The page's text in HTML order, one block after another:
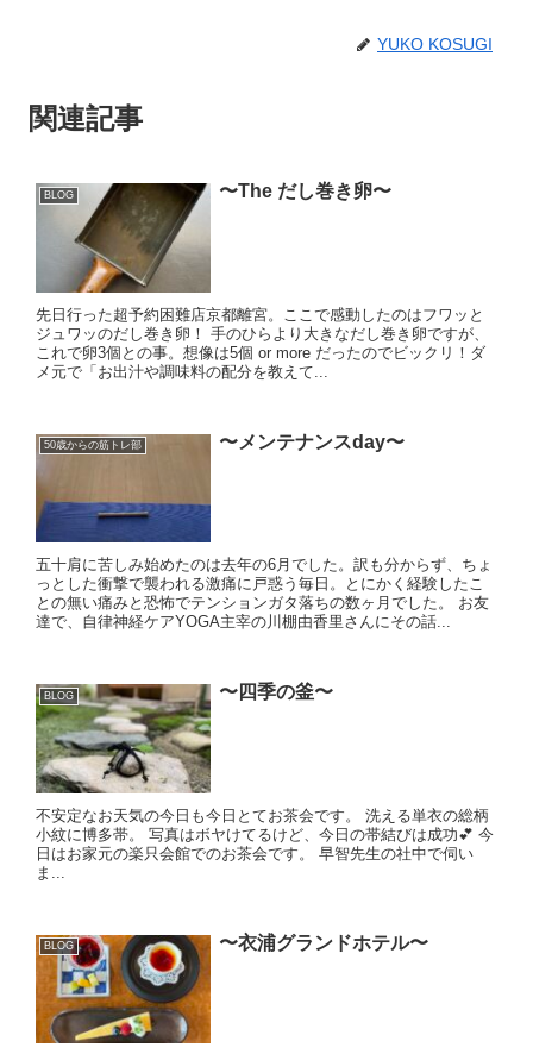
YUKO KOSUGI
関連記事
BLOG 〜The だし巻き卵〜
先日行った超予約困難店京都離宮。ここで感動したのはフワッと
ジュワッのだし巻き卵！ 手のひらより大きなだし巻き卵ですが、
これで卵3個との事。想像は5個 or more だったのでビックリ！ダ
メ元で「お出汁や調味料の配分を教えて...
50歳からの筋トレ部 〜メンテナンスday〜
五十肩に苦しみ始めたのは去年の6月でした。訳も分からず、ちょ
っとした衝撃で襲われる激痛に戸惑う毎日。とにかく経験したこ
との無い痛みと恐怖でテンションガタ落ちの数ヶ月でした。 お友
達で、自律神経ケアYOGA主宰の川棚由香里さんにその話...
BLOG 〜四季の釜〜
不安定なお天気の今日も今日とてお茶会です。 洗える単衣の総柄
小紋に博多帯。 写真はボヤけてるけど、今日の帯結びは成功💕 今
日はお家元の楽只会館でのお茶会です。 早智先生の社中で伺い
ま...
BLOG 〜衣浦グランドホテル〜